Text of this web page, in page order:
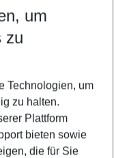
um
zu
Technologien, um
zu halten.
Plattform
bieten sowie
die für Sie